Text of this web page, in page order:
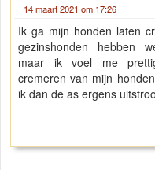
14 maart 2021 om 17:26
Ik ga mijn honden laten
gezinshonden hebben
maar ik voel me
cremeren van mijn
ik dan de as ergens